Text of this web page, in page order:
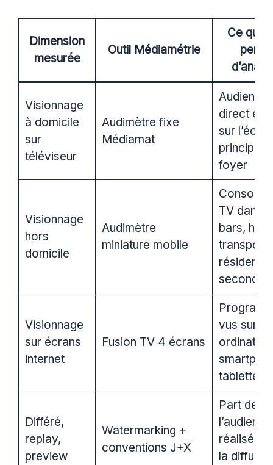
Dimension
mesurée
Outil Médiamétrie
Ce que
Visionnage
à domicile
sur
téléviseur
Audimètre fixe
Médiamat
Audience
direct et
sur l’écran
principal
foyer
Visionnage
hors
domicile
Audimètre
miniature mobile
TV dans
bars,
Visionnage
sur écrans
internet
Fusion TV 4 écrans
vus sur
tablette
Différé,
replay,
preview
Watermarking +
conventions J+X
Part de
l’audience
réalisée
la